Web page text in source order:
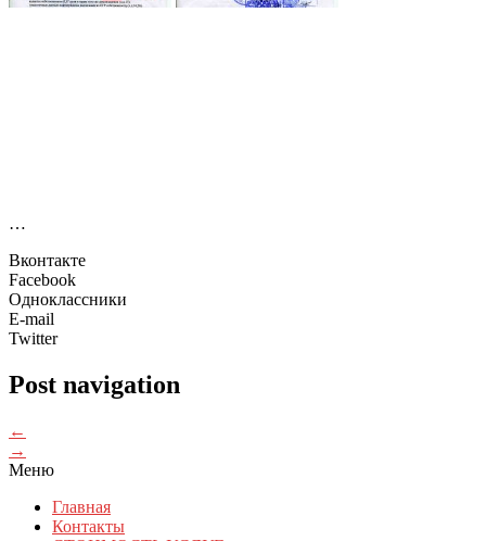
…
Вконтакте
Facebook
Одноклассники
E-mail
Twitter
Post navigation
←
→
Меню
Главная
Контакты